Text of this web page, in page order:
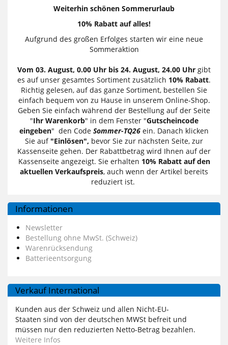
Weiterhin schönen Sommerurlaub
10% Rabatt auf alles!
Aufgrund des großen Erfolges starten wir eine neue
Sommeraktion
Vom 03. August, 0.00 Uhr bis 24. August, 24.00 Uhr gibt
es auf unser gesamtes Sortiment zusätzlich 10% Rabatt.
Richtig gelesen, auf das ganze Sortiment, bestellen Sie
einfach bequem von zu Hause in unserem Online-Shop.
Geben Sie einfach während der Bestellung auf der Seite
"Ihr Warenkorb" in dem Fenster "Gutscheincode
eingeben" den Code Sommer-TQ26 ein. Danach klicken
Sie auf "Einlösen", bevor Sie zur nächsten Seite, zur
Kassenseite gehen. Der Rabattbetrag wird Ihnen auf der
Kassenseite angezeigt. Sie erhalten 10% Rabatt auf den
aktuellen Verkaufspreis, auch wenn der Artikel bereits
reduziert ist.
Informationen
Newsletter
Bestellung ohne MwSt. (Schweiz)
Warenrücksendung
Batterieentsorgung
Verkauf International
Kunden aus der Schweiz und allen Nicht-EU-
Staaten sind von der deutschen MWSt befreit und
müssen nur den reduzierten Netto-Betrag bezahlen.
Weitere Infos